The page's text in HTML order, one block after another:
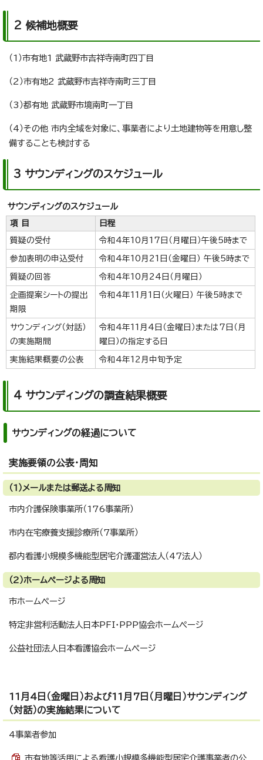
2 候補地概要
（1）市有地1 武蔵野市吉祥寺南町四丁目
（2）市有地2 武蔵野市吉祥寺南町三丁目
（3）都有地 武蔵野市境南町一丁目
（4）その他 市内全域を対象に、事業者により土地建物等を用意し整
備することも検討する
3 サウンディングのスケジュール
サウンディングのスケジュール
項 目 日程
質疑の受付 令和4年10月17日（月曜日）午後5時まで
参加表明の申込受付 令和4年10月21日（金曜日） 午後5時まで
質疑の回答 令和4年10月24日（月曜日）
企画提案シートの提出
期限
令和4年11月1日（火曜日） 午後5時まで
サウンディング（対話）
の実施期間
令和4年11月4日（金曜日）または7日（月
曜日）の指定する日
実施結果概要の公表 令和4年12月中旬予定
4 サウンディングの調査結果概要
サウンディングの経過について
実施要領の公表・周知
（1）メールまたは郵送よる周知
市内介護保険事業所（176事業所）
市内在宅療養支援診療所（7事業所）
都内看護小規模多機能型居宅介護運営法人（47法人）
（2）ホームページよる周知
市ホームページ
特定非営利活動法人日本PFI・PPP協会ホームページ
公益社団法人日本看護協会ホームページ
11月4日（金曜日）および11月7日（月曜日）サウンディング
（対話）の実施結果について
4事業者参加
市有地等活用による看護小規模多機能型居宅介護事業者の公